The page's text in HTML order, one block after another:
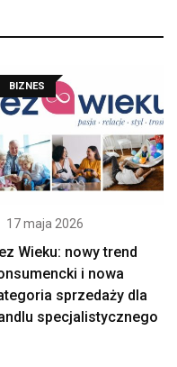
BIZNES
17 maja 2026
Wieku: nowy trend
i nowa
sprzedaży dla
specjalistycznego